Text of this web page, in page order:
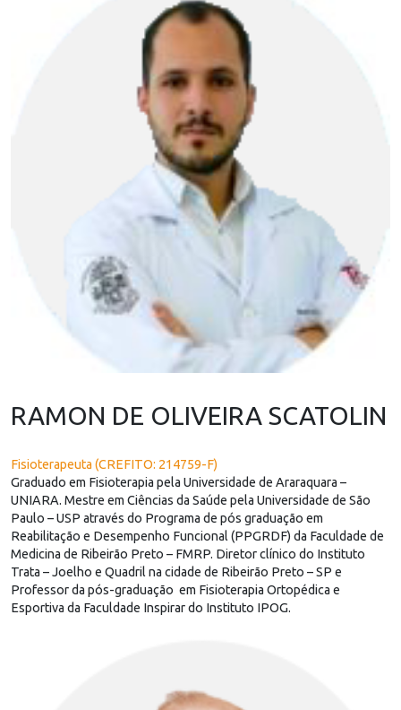
RAMON DE OLIVEIRA SCATOLIN
Fisioterapeuta (CREFITO: 214759-F)
Graduado em Fisioterapia pela Universidade de Araraquara –
UNIARA. Mestre em Ciências da Saúde pela Universidade de São
Paulo – USP através do Programa de pós graduação em
Reabilitação e Desempenho Funcional (PPGRDF) da Faculdade de
Medicina de Ribeirão Preto – FMRP. Diretor clínico do Instituto
Trata – Joelho e Quadril na cidade de Ribeirão Preto – SP e
Professor da pós-graduação em Fisioterapia Ortopédica e
Esportiva da Faculdade Inspirar do Instituto IPOG.